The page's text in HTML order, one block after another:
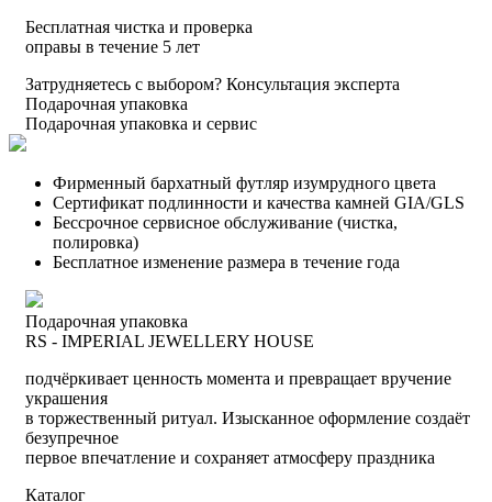
Бесплатная чистка и проверка
оправы в течение 5 лет
Затрудняетесь с выбором? Консультация эксперта
Подарочная упаковка
Подарочная упаковка и сервис
Фирменный бархатный футляр изумрудного цвета
Сертификат подлинности и качества камней GIA/GLS
Бессрочное сервисное обслуживание (чистка,
полировка)
Бесплатное изменение размера в течение года
Подарочная упаковка
RS - IMPERIAL JEWELLERY HOUSE
подчёркивает ценность момента и превращает вручение
украшения
в торжественный ритуал. Изысканное оформление создаёт
безупречное
первое впечатление и сохраняет атмосферу праздника
Каталог